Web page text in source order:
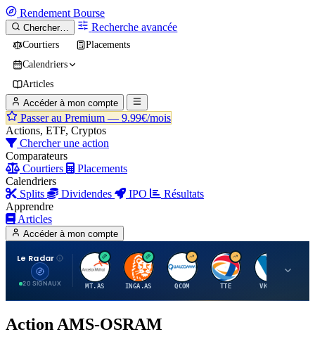
Rendement Bourse
Chercher… Recherche avancée
Courtiers
Placements
Calendriers
Articles
Accéder à mon compte
Passer au Premium — 9.99€/mois
Actions, ETF, Cryptos
Chercher une action
Comparateurs
Courtiers
Placements
Calendriers
Splits
Dividendes IPO
Résultats
Apprendre
Articles
Accéder à mon compte
Le Radar
20 SIGNAUX
A
MT.AS
I
INGA.AS
Q
QCOM
T
TTE VK.PA
Action AMS-OSRAM